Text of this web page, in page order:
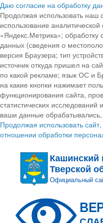
Даю согласие на обработку
Продолжая использовать наш
использование
«Яндекс.Метрика»; обработку
данных (сведения о
версия Браузера; тип
источник откуда пришел на
по какой рекламе; язык ОС и
на какие кнопки нажимает
функционирования сайта,
статистических
ваши данные обрабатывались,
Продолжая использовать
отношении обработки